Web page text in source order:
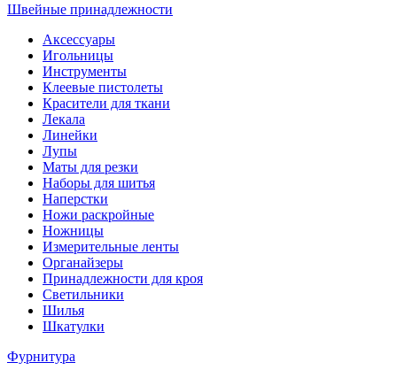
Швейные принадлежности
Аксессуары
Игольницы
Инструменты
Клеевые пистолеты
Красители для ткани
Лекала
Линейки
Лупы
Маты для резки
Наборы для шитья
Наперстки
Ножи раскройные
Ножницы
Измерительные ленты
Органайзеры
Принадлежности для кроя
Светильники
Шилья
Шкатулки
Фурнитура